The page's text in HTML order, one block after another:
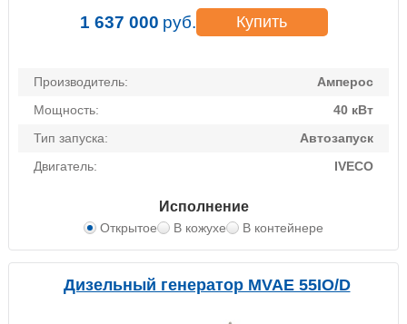
Производитель:
Амперос
Мощность:
40 кВт
Тип запуска:
Автозапуск
Двигатель:
IVECO
Исполнение
Открытое В кожухе В контейнере
1 637 000 руб. Купить
Дизельный генератор MVAE 55IO/D